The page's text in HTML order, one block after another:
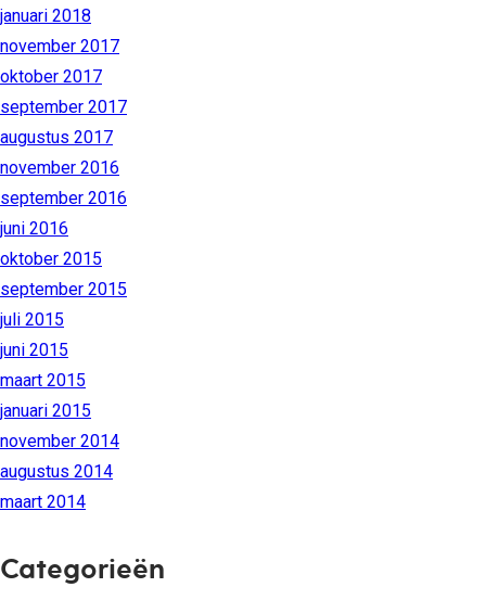
januari 2018
november 2017
oktober 2017
september 2017
augustus 2017
november 2016
september 2016
juni 2016
oktober 2015
september 2015
juli 2015
juni 2015
maart 2015
januari 2015
november 2014
augustus 2014
maart 2014
Categorieën